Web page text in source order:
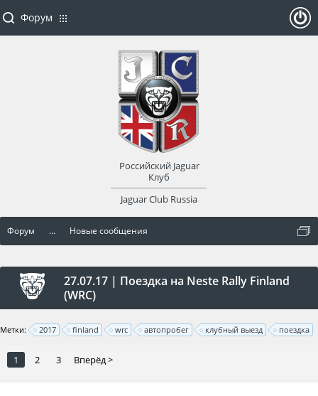
Форум ... Новые сообщения
27.07.17 | Поездка на Neste Rally Finland
(WRC)
Метки: 2017 finland wrc автопробег клубный выезд поездка
1 2 3 Вперёд >
Форум
Российский Jaguar
Клуб
Jaguar Club Russia
оват